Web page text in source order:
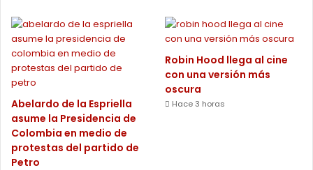
Abelardo de la Espriella
asume la Presidencia de
Colombia en medio de
protestas del partido de
Petro
Robin Hood llega al cine
con una versión más
oscura
Hace 3 horas